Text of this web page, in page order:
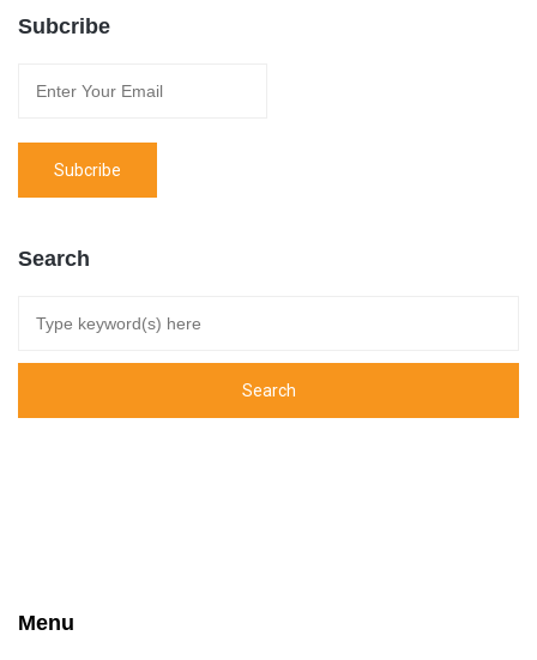
Subcribe
Search
Menu